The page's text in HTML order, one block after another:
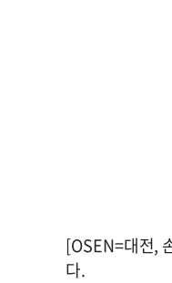
[OSEN=대전,
다.